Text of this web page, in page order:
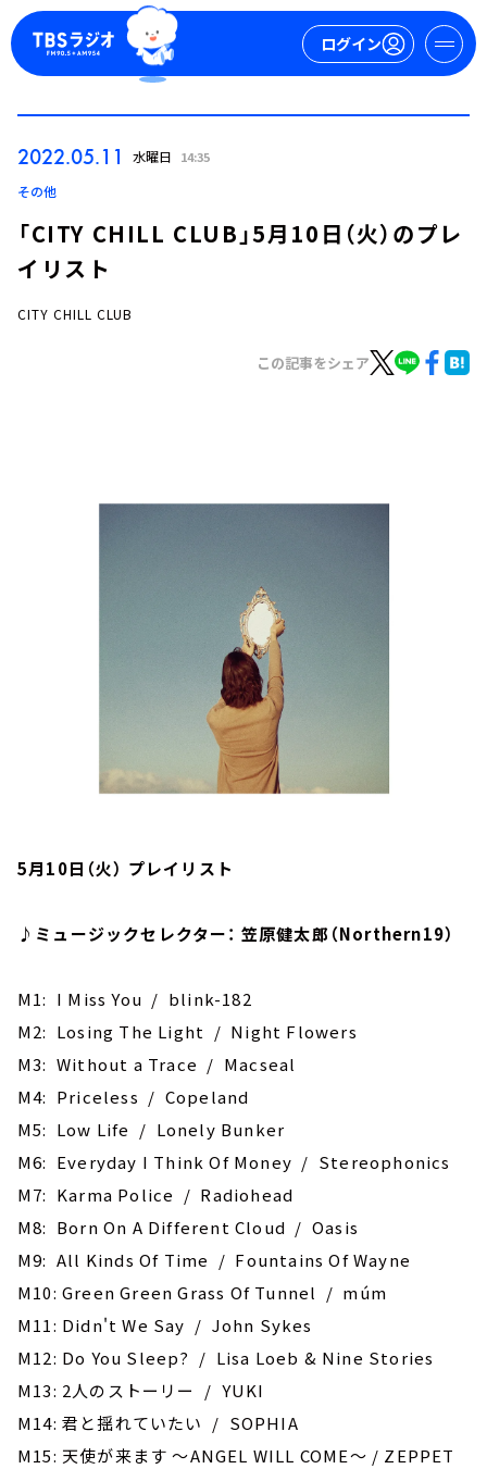
ログイン
お知らせ
2022.05.11 水曜日 14:35
その他
「CITY CHILL CLUB」5月10日（火）のプレ
イリスト
CITY CHILL CLUB
この記事をシェア
5月10日（火） プレイリスト
♪ミュージックセレクター： 笠原健太郎（Northern19）
M1: I Miss You / blink-182
M2: Losing The Light / Night Flowers
M3: Without a Trace / Macseal
M4: Priceless / Copeland
M5: Low Life / Lonely Bunker
M6: Everyday I Think Of Money / Stereophonics
M7: Karma Police / Radiohead
M8: Born On A Different Cloud / Oasis
M9: All Kinds Of Time / Fountains Of Wayne
M10: Green Green Grass Of Tunnel / múm
M11: Didn't We Say / John Sykes
M12: Do You Sleep? / Lisa Loeb & Nine Stories
M13: 2人のストーリー / YUKI
M14: 君と揺れていたい / SOPHIA
M15: 天使が来ます ～ANGEL WILL COME～ / ZEPPET